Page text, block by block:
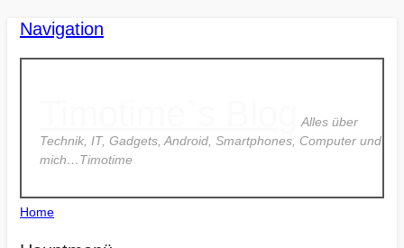
Navigation
Alles über
Technik, IT, Gadgets, Android, Smartphones, Computer und
mich…Timotime
Home